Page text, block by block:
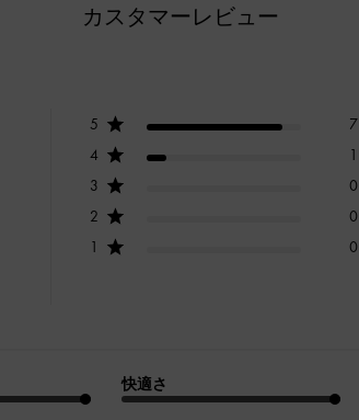
カスタマーレビュー
5
7
4
1
3
0
2
0
1
0
快適さ